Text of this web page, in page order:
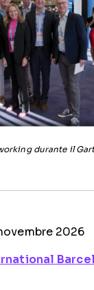
durante il
2026